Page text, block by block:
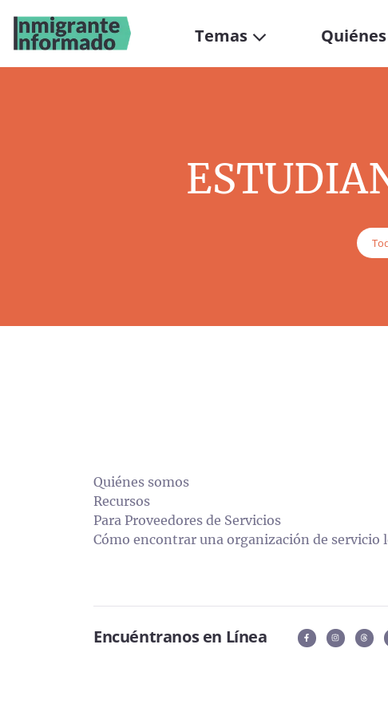
Temas
Quiénes somos
Recursos
Para Proveedores de Servicios
Cómo encontrar una organización de servicio
Encuéntranos en Línea